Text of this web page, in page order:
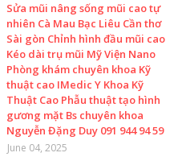
Sửa mũi nâng sống mũi cao tự
nhiên Cà Mau Bạc Liêu Cần thơ
Sài gòn Chỉnh hình đầu mũi cao
Kéo dài trụ mũi Mỹ Viện Nano
Phòng khám chuyên khoa Kỹ
thuật cao IMedic Y Khoa Kỹ
Thuật Cao Phẫu thuật tạo hình
gương mặt Bs chuyên khoa
Nguyễn Đặng Duy 091 944 94 59
June 04, 2025